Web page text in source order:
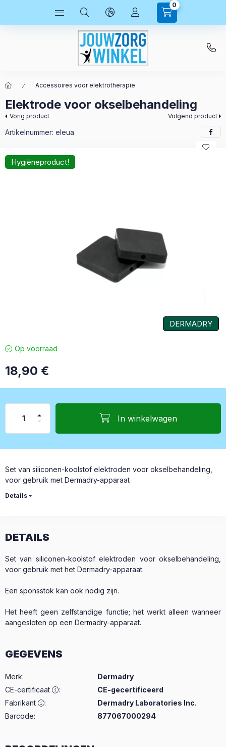
0
Accessoires voor elektrotherapie
Elektrode voor okselbehandeling
Vorig product Volgend product
Artikelnummer: eleua
Hygiëneproduct!
DERMADRY
Op voorraad
18,90 €
In winkelwagen
Set van siliconen-koolstof elektroden voor okselbehandeling,
voor gebruik met Dermadry-apparaat
Details
DETAILS
Set van siliconen-koolstof elektroden voor okselbehandeling,
voor gebruik met het Dermadry-apparaat.
Een sponsstok kan ook nodig zijn.
Het heeft geen zelfstandige functie; het werkt alleen wanneer
aangesloten op een Dermadry-apparaat.
GEGEVENS
Merk:
Dermadry
CE-certificaat
:
CE-gecertificeerd
Fabrikant
:
Dermadry Laboratories Inc.
Barcode:
877067000294